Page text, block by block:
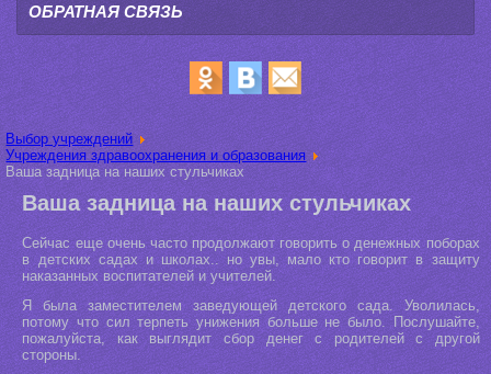
ОБРАТНАЯ СВЯЗЬ
Выбор учреждений
Учреждения здравоохранения и образования
Ваша задница на наших стульчиках
Ваша задница на наших стульчиках
Сейчас еще очень часто продолжают говорить о денежных поборах
в детских садах и школах.. но увы, мало кто говорит в защиту
наказанных воспитателей и учителей.
Я была заместителем заведующей детского сада. Уволилась,
потому что сил терпеть унижения больше не было. Послушайте,
пожалуйста, как выглядит сбор денег с родителей с другой
стороны.